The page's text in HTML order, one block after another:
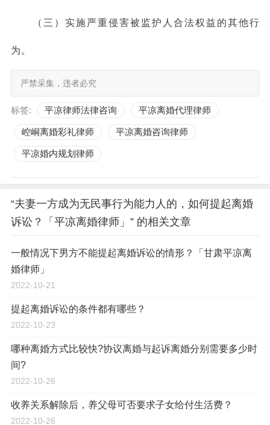
（三）实施严重侵害被监护人合法权益的其他行
为。
严禁采集，违者必究
标签: 平凉律师法律咨询 平凉离婚代理律师
崆峒离婚彩礼律师 平凉离婚咨询律师
平凉婚内规划律师
“夫妻一方成为无民事行为能力人的，如何提起离婚
诉讼？「平凉离婚律师」” 的相关文章
一般情况下男方不能提起离婚诉讼的情形？「甘肃平凉离
婚律师」
2022-10-21
提起离婚诉讼的条件都有哪些？
2022-10-23
哪种离婚方式比较快?协议离婚与起诉离婚分别需要多少时
间?
2022-10-26
收养关系解除后，养父母可否要求子女给付生活费？
2022-10-26